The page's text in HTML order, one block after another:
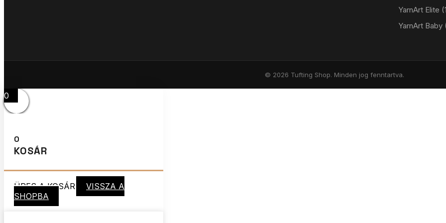
YarnArt Elite
YarnArt Baby
© 2026 Tufting Shop. Minden jog fenntartva.
0
0
KOSÁR
ÜRES A KOSÁR
VISSZA A
SHOPBA